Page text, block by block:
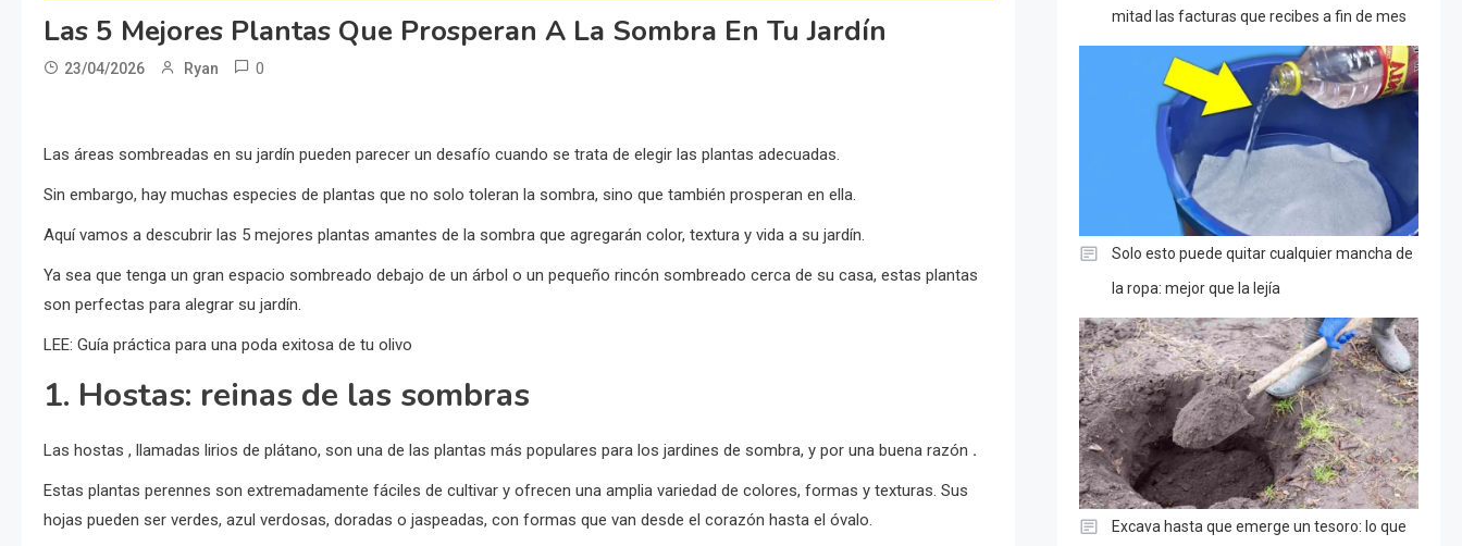
Las 5 Mejores Plantas Que Prosperan A La Sombra En Tu Jardín
23/04/2026 Ryan 0
Las áreas sombreadas en su jardín pueden parecer un desafío cuando se trata de elegir las plantas adecuadas.
Sin embargo, hay muchas especies de plantas que no solo toleran la sombra, sino que también prosperan en ella.
Aquí vamos a descubrir las 5 mejores plantas amantes de la sombra que agregarán color, textura y vida a su jardín.
Ya sea que tenga un gran espacio sombreado debajo de un árbol o un pequeño rincón sombreado cerca de su casa, estas plantas
son perfectas para alegrar su jardín.
LEE: Guía práctica para una poda exitosa de tu olivo
1. Hostas: reinas de las sombras
Las hostas , llamadas lirios de plátano, son una de las plantas más populares para los jardines de sombra, y por una buena razón .
Estas plantas perennes son extremadamente fáciles de cultivar y ofrecen una amplia variedad de colores, formas y texturas. Sus
hojas pueden ser verdes, azul verdosas, doradas o jaspeadas, con formas que van desde el corazón hasta el óvalo.
mitad las facturas que recibes a fin de mes
Solo esto puede quitar cualquier mancha de
la ropa: mejor que la lejía
Excava hasta que emerge un tesoro: lo que